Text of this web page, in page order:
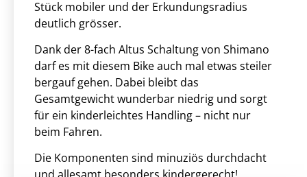
Stück mobiler und der Erkundungsradius
deutlich grösser.
Dank der 8-fach Altus Schaltung von Shimano
darf es mit diesem Bike auch mal etwas steiler
bergauf gehen. Dabei bleibt das
Gesamtgewicht wunderbar niedrig und sorgt
für ein kinderleichtes Handling – nicht nur
beim Fahren.
Die Komponenten sind minuziös durchdacht